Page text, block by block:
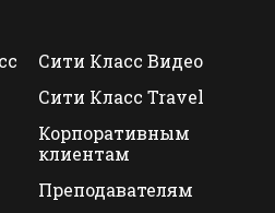
Сити Класс Видео
Сити Класс Travel
Корпоративным
клиентам
Преподавателям